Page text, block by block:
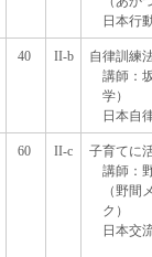
日本行
40 II-b
自律訓練
講師：
学）
日本自
60 II-c
子育てに
講師：
（野間
ク）
日本交